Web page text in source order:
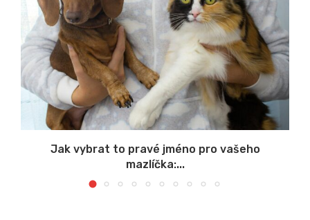
Jak vybrat to pravé jméno pro vašeho
mazlíčka:...